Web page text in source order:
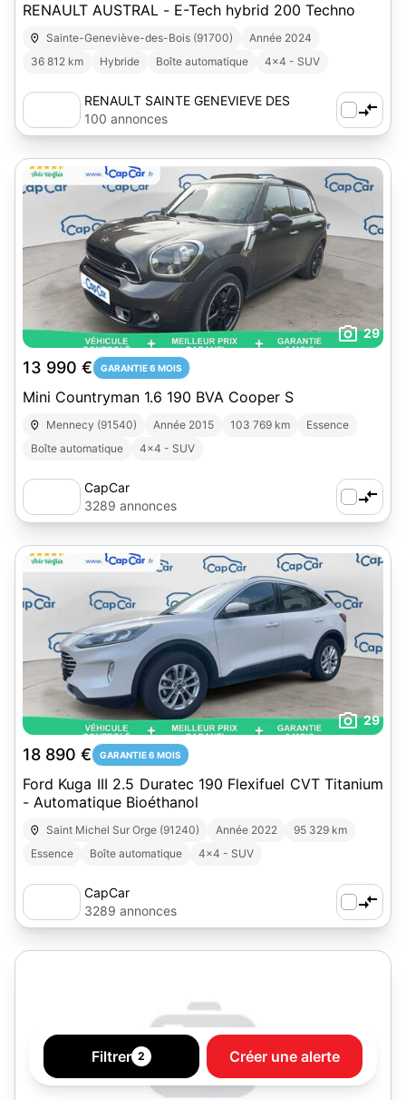
RENAULT AUSTRAL - E-Tech hybrid 200 Techno
Sainte-Geneviève-des-Bois (91700)
Année 2024
36 812 km
Hybride Boîte automatique 4x4 - SUV
RENAULT SAINTE GENEVIEVE DES
BOIS
100 annonces
29
13 990 € GARANTIE 6 MOIS
Mini Countryman 1.6 190 BVA Cooper S
Mennecy (91540) Année 2015 103 769 km
Essence
Boîte automatique
4x4 - SUV
CapCar
3289 annonces
29
18 890 € GARANTIE 6 MOIS
Ford Kuga III 2.5 Duratec 190 Flexifuel CVT Titanium
- Automatique Bioéthanol
Saint Michel Sur Orge (91240) Année 2022
95 329 km
Essence
Boîte automatique 4x4 - SUV
CapCar
3289 annonces
Filtrer 2 Créer une alerte